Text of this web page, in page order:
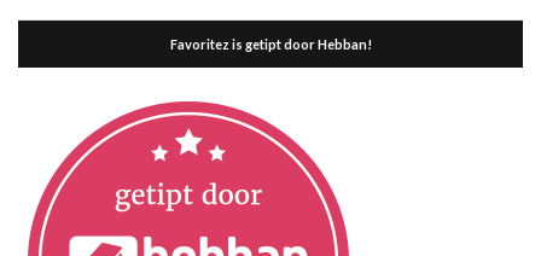
Favoritez is getipt door Hebban!